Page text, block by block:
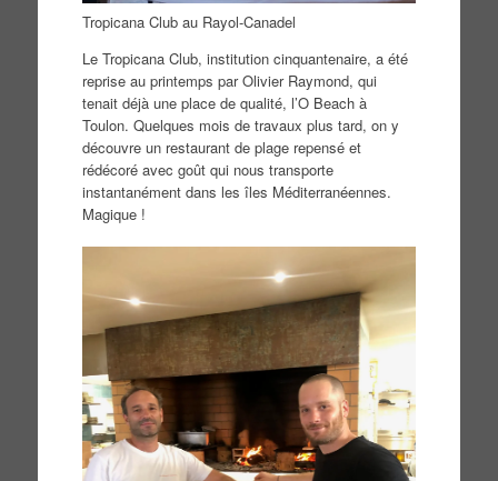
Tropicana Club au Rayol-Canadel
Le Tropicana Club, institution cinquantenaire, a été
reprise au printemps par Olivier Raymond, qui
tenait déjà une place de qualité, l’O Beach à
Toulon. Quelques mois de travaux plus tard, on y
découvre un restaurant de plage repensé et
rédécoré avec goût qui nous transporte
instantanément dans les îles Méditerranéennes.
Magique !